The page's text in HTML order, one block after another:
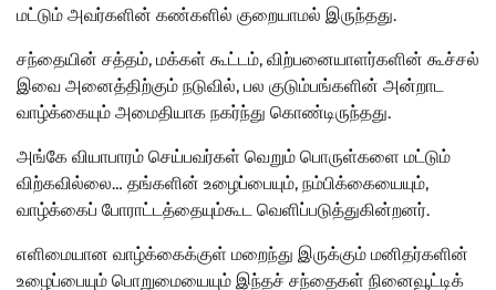
மட்டும் அவர்களின் கண்களில் குறையாமல் இருந்தது.
சந்தையின் சத்தம், மக்கள் கூட்டம், விற்பனையாளர்களின் கூச்சல்
இவை அனைத்திற்கும் நடுவில், பல குடும்பங்களின் அன்றாட
வாழ்க்கையும் அமைதியாக நகர்ந்து கொண்டிருந்தது.
அங்கே வியாபாரம் செய்பவர்கள் வெறும் பொருள்களை மட்டும்
விற்கவில்லை… தங்களின் உழைப்பையும், நம்பிக்கையையும்,
வாழ்க்கைப் போராட்டத்தையும்கூட வெளிப்படுத்துகின்றனர்.
எளிமையான வாழ்க்கைக்குள் மறைந்து இருக்கும் மனிதர்களின்
உழைப்பையும் பொறுமையையும் இந்தச் சந்தைகள் நினைவூட்டிக்